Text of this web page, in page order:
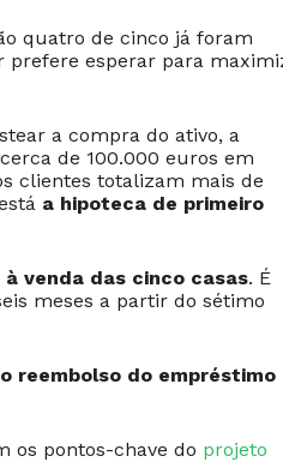
quatro de cinco já foram
prefere esperar para
a compra do ativo, a
de 100.000 euros em
clientes totalizam mais de
a hipoteca de primeiro
venda das cinco casas. É
meses a partir do sétimo
o reembolso do empréstimo
os pontos-chave do projeto